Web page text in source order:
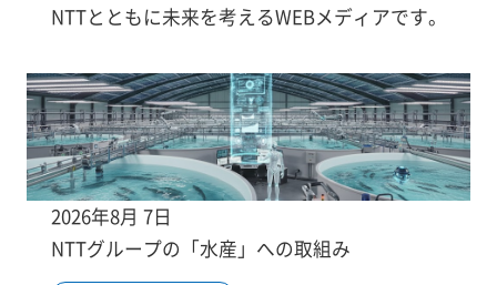
NTTとともに未来を考えるWEBメディアです。
2026年8月 7日
NTTグループの「水産」への取組み